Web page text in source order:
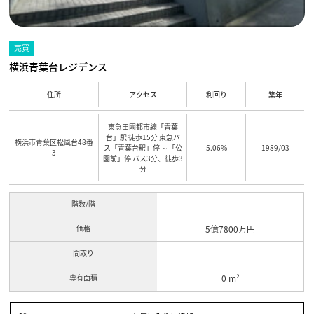
売買
横浜青葉台レジデンス
住所 アクセス 利回り 築年
横浜市青葉区松風台48番
3
東急田園都市線「青葉
台」駅 徒歩15分 東急バ
ス「青葉台駅」停 ～「公
園前」停 バス3分、徒歩3
分
5.06% 1989/03
階数/階
価格
間取り
専有面積
5億7800万円
0 m²